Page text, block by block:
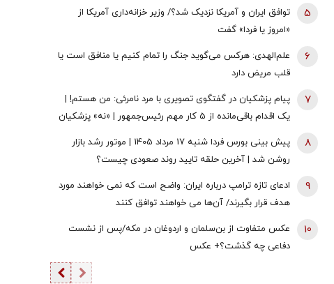
توافق ایران و آمریکا نزدیک شد؟/ وزیر خزانه‌داری آمریکا از
«امروز یا فردا» گفت
5
علم‌الهدی: هرکس می‌گوید جنگ را تمام کنیم یا منافق است یا
قلب مریض دارد
6
پیام پزشکیان در گفتگوی تصویری با مرد نامرئی: من هستم! |
یک اقدام باقی‌مانده از 5 کار مهم رئیس‌جمهور | «نه» پزشکیان
7
پیش بینی بورس فردا شنبه 17 مرداد 1405 | موتور رشد بازار
روشن شد | آخرین حلقه تایید روند صعودی چیست؟
8
ادعای تازه ترامپ درباره ایران: واضح است که نمی خواهند مورد
هدف قرار بگیرند/ آن‌ها می خواهند توافق کنند
9
عکس متفاوت از بن‌سلمان و اردوغان در مکه/پس از نشست
دفاعی چه گذشت؟+ عکس
10